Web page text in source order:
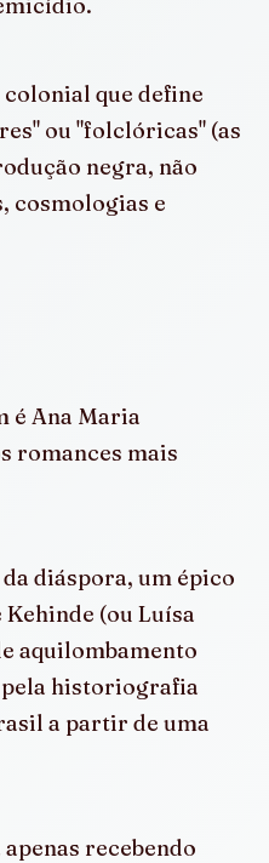
que define
ou "folclóricas" (as
negra, não
cosmologias e
é Ana Maria
romances mais
diáspora, um épico
(ou Luísa
aquilombamento
historiografia
a partir de uma
recebendo